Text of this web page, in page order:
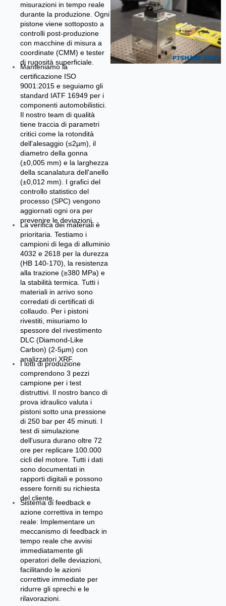
misurazioni in tempo reale
durante la produzione. Ogni
pistone viene sottoposto a
controlli post-produzione
con macchine di misura a
coordinate (CMM) e tester
di rugosità superficiale.
Manteniamo la
certificazione ISO
9001:2015 e seguiamo gli
standard IATF 16949 per i
componenti automobilistici.
Il nostro team di qualità
tiene traccia di parametri
critici come la rotondità
dell'alesaggio (≤2µm), il
diametro della gonna
(±0,005 mm) e la larghezza
della scanalatura dell'anello
(±0,012 mm). I grafici del
controllo statistico del
processo (SPC) vengono
aggiornati ogni ora per
prevenire le deviazioni.
La verifica dei materiali è
prioritaria. Testiamo i
campioni di lega di alluminio
4032 e 2618 per la durezza
(HB 140-170), la resistenza
alla trazione (≥380 MPa) e
la stabilità termica. Tutti i
materiali in arrivo sono
corredati di certificati di
collaudo. Per i pistoni
rivestiti, misuriamo lo
spessore del rivestimento
DLC (Diamond-Like
Carbon) (2-5µm) con
analizzatori XRF.
I lotti di produzione
comprendono 3 pezzi
campione per i test
distruttivi. Il nostro banco di
prova idraulico valuta i
pistoni sotto una pressione
di 250 bar per 45 minuti. I
test di simulazione
dell'usura durano oltre 72
ore per replicare 100.000
cicli del motore. Tutti i dati
sono documentati in
rapporti digitali e possono
essere forniti su richiesta
del cliente.
Sistema di feedback e
azione correttiva in tempo
reale: Implementare un
meccanismo di feedback in
tempo reale che avvisi
immediatamente gli
operatori delle deviazioni,
facilitando le azioni
correttive immediate per
ridurre gli sprechi e le
rilavorazioni.